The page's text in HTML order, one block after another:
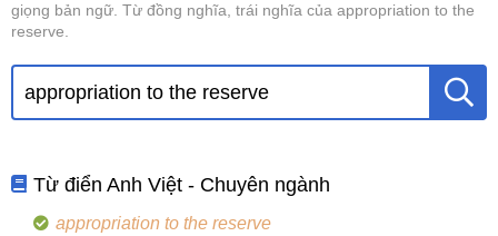
giọng bản ngữ. Từ đồng nghĩa, trái nghĩa của appropriation to the
reserve.
Từ điển Anh Việt - Chuyên ngành
appropriation to the reserve